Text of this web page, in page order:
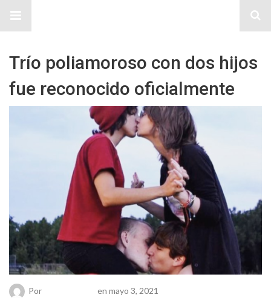
Trío poliamoroso con dos hijos
fue reconocido oficialmente
Por en mayo 3, 2021